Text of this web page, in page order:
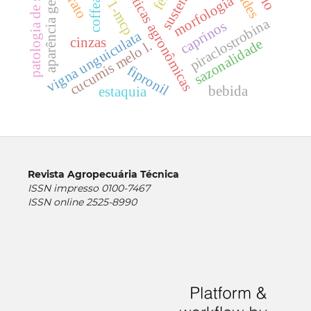
caprinos
vigna unguiculata
aparência gera 1-mcp morfologia
cucumis melo l.
fipronil
piraclostrobina
sazonalidade
cinzas
estaquia bebida
Revista Agropecuária Técnica
ISSN impresso 0100-7467
ISSN online 2525-8990